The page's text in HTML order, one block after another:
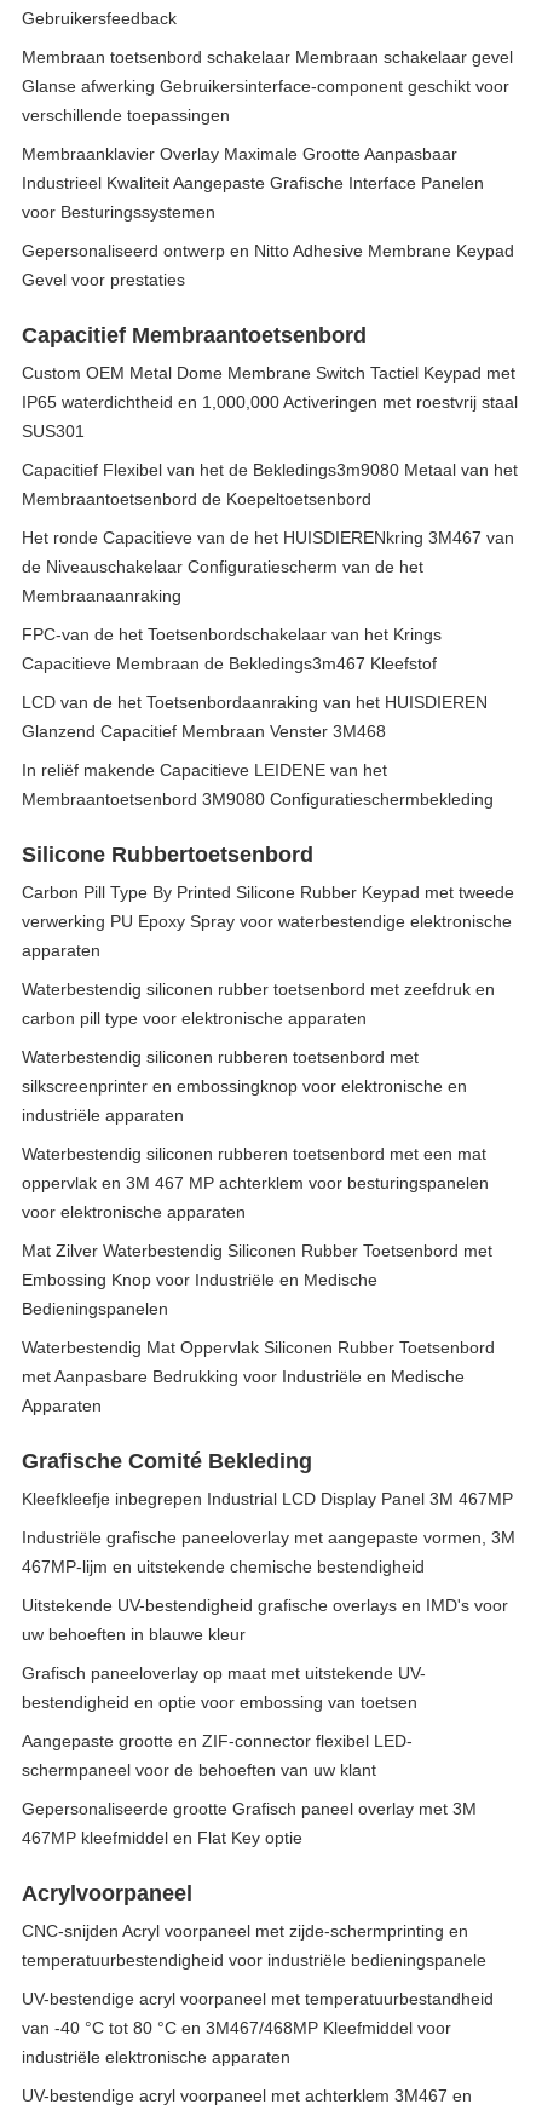
Gebruikersfeedback
Membraan toetsenbord schakelaar Membraan schakelaar gevel
Glanse afwerking Gebruikersinterface-component geschikt voor
verschillende toepassingen
Membraanklavier Overlay Maximale Grootte Aanpasbaar
Industrieel Kwaliteit Aangepaste Grafische Interface Panelen
voor Besturingssystemen
Gepersonaliseerd ontwerp en Nitto Adhesive Membrane Keypad
Gevel voor prestaties
Capacitief Membraantoetsenbord
Custom OEM Metal Dome Membrane Switch Tactiel Keypad met
IP65 waterdichtheid en 1,000,000 Activeringen met roestvrij staal
SUS301
Capacitief Flexibel van het de Bekledings3m9080 Metaal van het
Membraantoetsenbord de Koepeltoetsenbord
Het ronde Capacitieve van de het HUISDIERENkring 3M467 van
de Niveauschakelaar Configuratiescherm van de het
Membraanaanraking
FPC-van de het Toetsenbordschakelaar van het Krings
Capacitieve Membraan de Bekledings3m467 Kleefstof
LCD van de het Toetsenbordaanraking van het HUISDIEREN
Glanzend Capacitief Membraan Venster 3M468
In reliëf makende Capacitieve LEIDENE van het
Membraantoetsenbord 3M9080 Configuratieschermbekleding
Silicone Rubbertoetsenbord
Carbon Pill Type By Printed Silicone Rubber Keypad met tweede
verwerking PU Epoxy Spray voor waterbestendige elektronische
apparaten
Waterbestendig siliconen rubber toetsenbord met zeefdruk en
carbon pill type voor elektronische apparaten
Waterbestendig siliconen rubberen toetsenbord met
silkscreenprinter en embossingknop voor elektronische en
industriële apparaten
Waterbestendig siliconen rubberen toetsenbord met een mat
oppervlak en 3M 467 MP achterklem voor besturingspanelen
voor elektronische apparaten
Mat Zilver Waterbestendig Siliconen Rubber Toetsenbord met
Embossing Knop voor Industriële en Medische
Bedieningspanelen
Waterbestendig Mat Oppervlak Siliconen Rubber Toetsenbord
met Aanpasbare Bedrukking voor Industriële en Medische
Apparaten
Grafische Comité Bekleding
Kleefkleefje inbegrepen Industrial LCD Display Panel 3M 467MP
Industriële grafische paneeloverlay met aangepaste vormen, 3M
467MP-lijm en uitstekende chemische bestendigheid
Uitstekende UV-bestendigheid grafische overlays en IMD's voor
uw behoeften in blauwe kleur
Grafisch paneeloverlay op maat met uitstekende UV-
bestendigheid en optie voor embossing van toetsen
Aangepaste grootte en ZIF-connector flexibel LED-
schermpaneel voor de behoeften van uw klant
Gepersonaliseerde grootte Grafisch paneel overlay met 3M
467MP kleefmiddel en Flat Key optie
Acrylvoorpaneel
CNC-snijden Acryl voorpaneel met zijde-schermprinting en
temperatuurbestendigheid voor industriële bedieningspanele
UV-bestendige acryl voorpaneel met temperatuurbestandheid
van -40 °C tot 80 °C en 3M467/468MP Kleefmiddel voor
industriële elektronische apparaten
UV-bestendige acryl voorpaneel met achterklem 3M467 en